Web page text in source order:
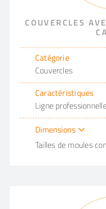
COUVERCLES
Catégorie
Couvercles
Caractéristiques
Ligne
Dimensions
Tailles de moules